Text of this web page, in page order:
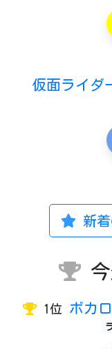
仮面ライダ
新
1位 ボカ